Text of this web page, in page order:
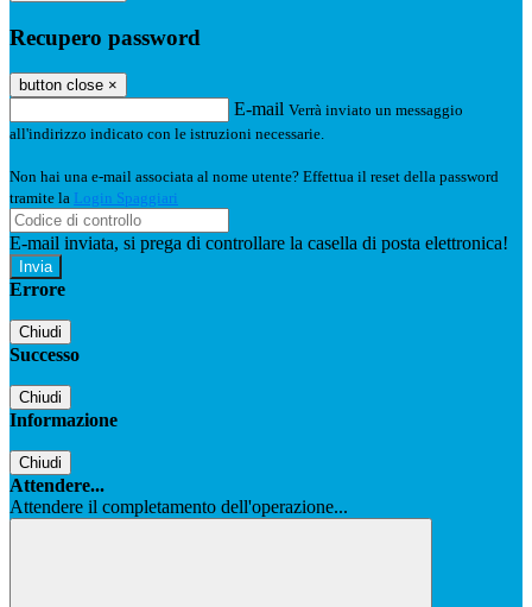
Recupero password
button close ×
E-mail Verrà inviato un messaggio
all'indirizzo indicato con le istruzioni necessarie.
Non hai una e-mail associata al nome utente? Effettua il reset della password
tramite la Login Spaggiari
E-mail inviata, si prega di controllare la casella di posta elettronica!
Errore
Chiudi
Successo
Chiudi
Informazione
Chiudi
Attendere...
Attendere il completamento dell'operazione...